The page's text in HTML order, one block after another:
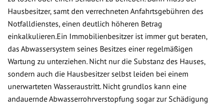
Hausbesitzer, samt den verrechneten Anfahrtsgebühren des
Notfalldienstes, einen deutlich höheren Betrag
einkalkulieren.Ein Immobilienbesitzer ist immer gut beraten,
das Abwassersystem seines Besitzes einer regelmäßigen
Wartung zu unterziehen. Nicht nur die Substanz des Hauses,
sondern auch die Hausbesitzer selbst leiden bei einem
unerwarteten Wasseraustritt. Nicht grundlos kann eine
andauernde Abwasserrohrverstopfung sogar zur Schädigung